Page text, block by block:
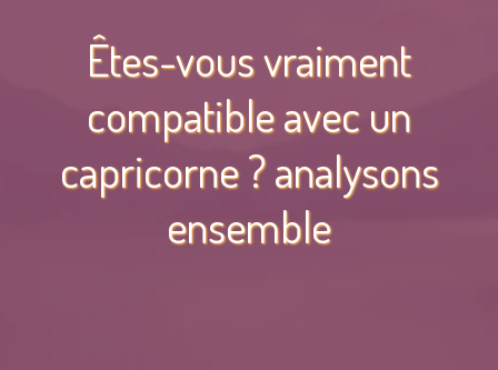
Êtes-vous vraiment
compatible avec un
capricorne ? analysons
ensemble